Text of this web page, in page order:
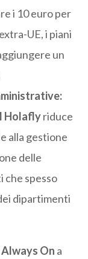
i 10 euro per
UE, i piani
un
Holaflyriduce
alla gestione
delle
spesso
dipartimenti
Always On a